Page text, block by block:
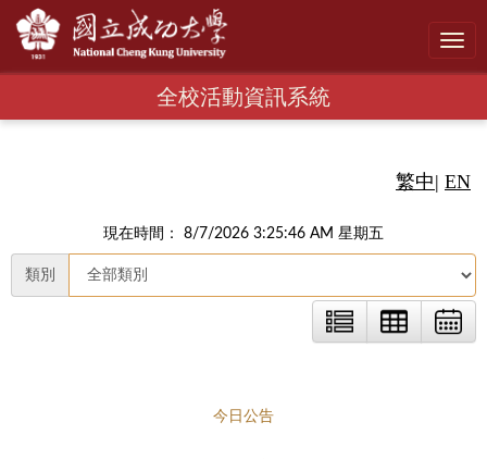
全校活動資訊系統
繁中| EN
現在時間： 8/7/2026 3:25:47 AM 星期五
類別
今日公告